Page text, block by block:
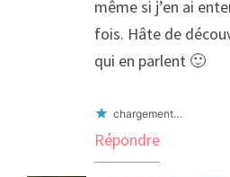
même si j’en ai
fois. Hâte de
qui en parlent 🙂
chargement…
Répondre